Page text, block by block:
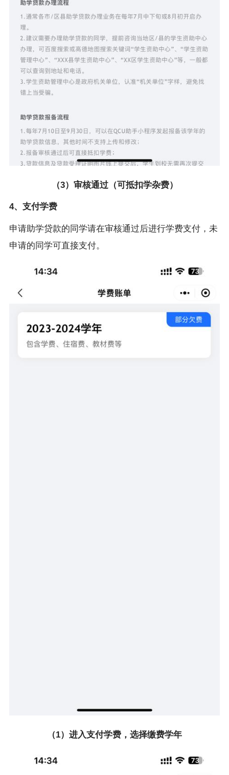
（3）审核通过（可抵扣学杂费）
4、支付学费
申请助学贷款的同学请在审核通过后进行学费支付，未
申请的同学可直接支付。
（1）进入支付学费，选择缴费学年